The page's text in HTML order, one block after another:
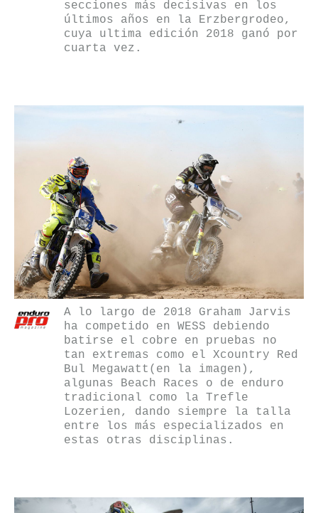
secciones más decisivas en los
últimos años en la Erzbergrodeo,
cuya ultima edición 2018 ganó por
cuarta vez.
A lo largo de 2018 Graham Jarvis
ha competido en WESS debiendo
batirse el cobre en pruebas no
tan extremas como el Xcountry Red
Bul Megawatt(en la imagen),
algunas Beach Races o de enduro
tradicional como la Trefle
Lozerien, dando siempre la talla
entre los más especializados en
estas otras disciplinas.